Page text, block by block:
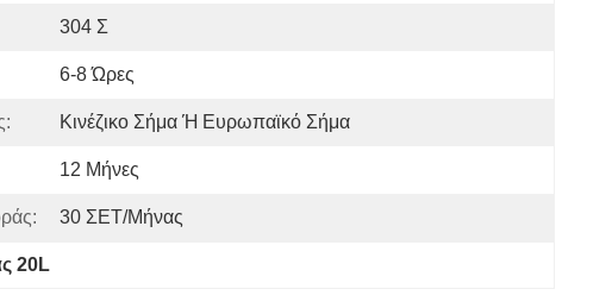
304 Σ
6-8 Ώρες
Κινέζικο Σήμα Ή Ευρωπαϊκό Σήμα
12 Μήνες
30 ΣΕΤ/Μήνας
20L